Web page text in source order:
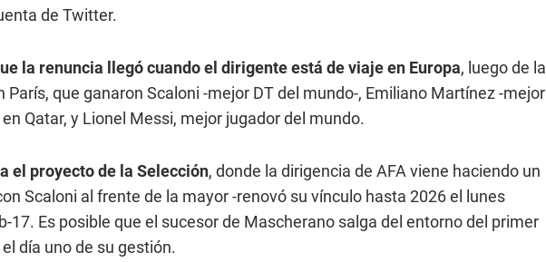
de Twitter.
la renuncia llegó cuando el dirigente está de viaje en Europa, luego de la
París, que ganaron Scaloni -mejor DT del mundo-, Emiliano Martínez -mejor
Qatar, y Lionel Messi, mejor jugador del mundo.
el proyecto de la Selección, donde la dirigencia de AFA viene haciendo un
Scaloni al frente de la mayor -renovó su vínculo hasta 2026 el lunes
17. Es posible que el sucesor de Mascherano salga del entorno del primer
día uno de su gestión.